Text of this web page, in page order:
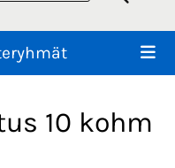
10 kohm